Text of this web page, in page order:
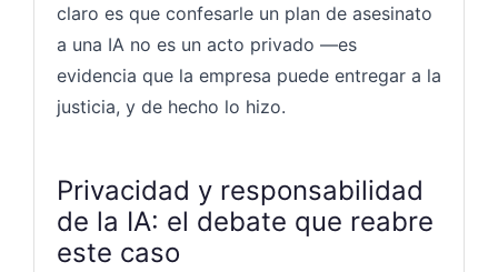
claro es que confesarle un plan de asesinato
a una IA no es un acto privado —es
evidencia que la empresa puede entregar a la
justicia, y de hecho lo hizo.
Privacidad y responsabilidad
de la IA: el debate que reabre
este caso